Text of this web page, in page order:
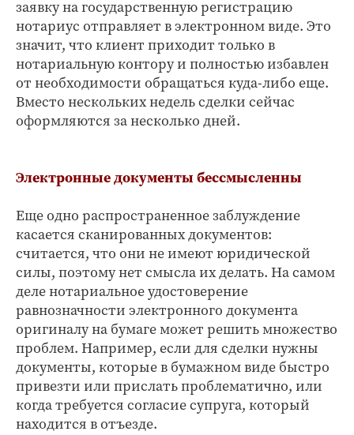
заявку на государственную регистрацию
нотариус отправляет в электронном виде. Это
значит, что клиент приходит только в
нотариальную контору и полностью избавлен
от необходимости обращаться куда-либо еще.
Вместо нескольких недель сделки сейчас
оформляются за несколько дней.
Электронные документы бессмысленны
Еще одно распространенное заблуждение
касается сканированных документов:
считается, что они не имеют юридической
силы, поэтому нет смысла их делать. На самом
деле нотариальное удостоверение
равнозначности электронного документа
оригиналу на бумаге может решить множество
проблем. Например, если для сделки нужны
документы, которые в бумажном виде быстро
привезти или прислать проблематично, или
когда требуется согласие супруга, который
находится в отъезде.